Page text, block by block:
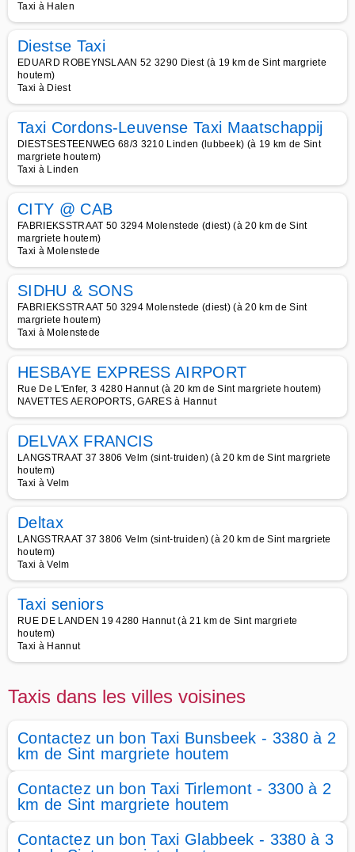
Taxi à Halen
Diestse Taxi
EDUARD ROBEYNSLAAN 52 3290 Diest (à 19 km de Sint margriete
houtem)
Taxi à Diest
Taxi Cordons-Leuvense Taxi Maatschappij
DIESTSESTEENWEG 68/3 3210 Linden (lubbeek) (à 19 km de Sint
margriete houtem)
Taxi à Linden
CITY @ CAB
FABRIEKSSTRAAT 50 3294 Molenstede (diest) (à 20 km de Sint
margriete houtem)
Taxi à Molenstede
SIDHU & SONS
FABRIEKSSTRAAT 50 3294 Molenstede (diest) (à 20 km de Sint
margriete houtem)
Taxi à Molenstede
HESBAYE EXPRESS AIRPORT
Rue De L'Enfer, 3 4280 Hannut (à 20 km de Sint margriete houtem)
NAVETTES AEROPORTS, GARES à Hannut
DELVAX FRANCIS
LANGSTRAAT 37 3806 Velm (sint-truiden) (à 20 km de Sint margriete
houtem)
Taxi à Velm
Deltax
LANGSTRAAT 37 3806 Velm (sint-truiden) (à 20 km de Sint margriete
houtem)
Taxi à Velm
Taxi seniors
RUE DE LANDEN 19 4280 Hannut (à 21 km de Sint margriete
houtem)
Taxi à Hannut
Taxis dans les villes voisines
Contactez un bon Taxi Bunsbeek - 3380 à 2
km de Sint margriete houtem
Contactez un bon Taxi Tirlemont - 3300 à 2
km de Sint margriete houtem
Contactez un bon Taxi Glabbeek - 3380 à 3